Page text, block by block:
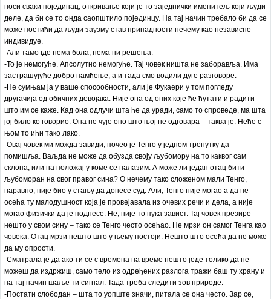
носи сваки појединац, откривање који је то заједнички именитељ који људи
деле, да би се то онда саопштило појединцу. На тај начин требало би да се
може постићи да људи заузму став припадности нечему као независне
индивидуе.
-Али тамо где нема бола, нема ни решења.
-То је немогуће. Апсолутно немогуће. Тај човек ништа не заборавља. Има
застрашујуће добро памћење, а и тада смо водили дуге разговоре.
-Не сумњам ја у ваше спосообности, али је Фукаери у том погледу
другачија од обичних девојака. Није она од оних које ће ћутати и радити
што им се каже. Кад она одлучи шта ће да уради, само то спроведе, ма шта
јој било ко говорио. Она не чује оно што њој не одговара – таква је. Неће с
њом то ићи тако лако.
-Овај човек ми можда завиди, почео је Тенго у једном тренутку да
помишља. Ваљда не може да обузда своју љубомору на то каквог сам
склопа, или на положај у коме се налазим. А може ли један отац бити
љубоморан на свог правог сина? О нечему тако сложеном мали Тенго,
наравно, није био у стању да донесе суд. Али, Тенго није могао а да не
осећа ту малодушност која је провејавала из очевих речи и дела, а није
могао физички да је поднесе. Не, није то пука завист. Тај човек презире
нешто у свом сину – тако се Тенго често осећао. Не мрзи он самог Тенга као
човека. Отац мрзи нешто што у њему постоји. Нешто што осећа да не може
да му опрости.
-Сматрала је да ако ти се с времена на време нешто једе толико да не
можеш да издржиш, само тело из одређених разлога тражи баш ту храну и
на тај начин шаље ти сигнал. Тада треба следити зов природе.
-Постати слободан – шта то уопште значи, питала се она често. Зар се,